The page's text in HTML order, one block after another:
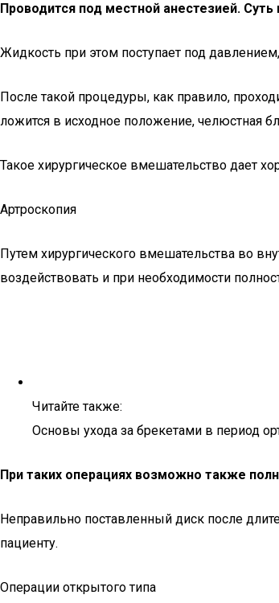
Проводится под местной анестезией.
Жидкость при этом поступает под
После такой процедуры, как правило,
ложится в исходное положение, челюстная
Такое хирургическое вмешательство дает
Артроскопия
Путем хирургического вмешательства во
воздействовать и при необходимости
Читайте также:
Основы ухода за брекетами в период
При таких операциях возможно также
Неправильно поставленный диск после
пациенту.
Операции открытого типа